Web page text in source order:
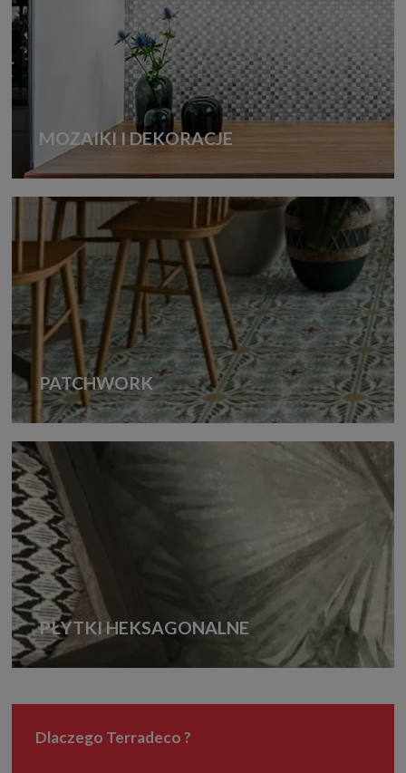
MOZAIKI I DEKORACJE
PATCHWORK
PŁYTKI HEKSAGONALNE
Dlaczego Terradeco ?